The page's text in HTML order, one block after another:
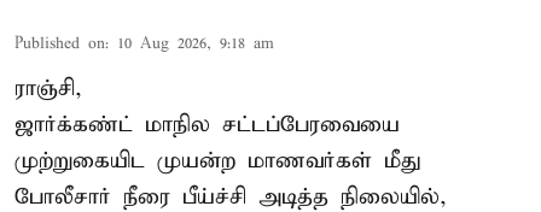
Published on: 10 Aug 2026, 9:18 am
ராஞ்சி,
ஜார்க்கண்ட் மாநில சட்டப்பேரவையை
முற்றுகையிட முயன்ற மாணவர்கள் மீது
போலீசார் நீரை பீய்ச்சி அடித்த நிலையில்,